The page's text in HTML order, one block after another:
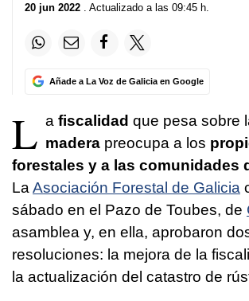
20 jun 2022 . Actualizado a las 09:45 h.
Añade a La Voz de Galicia en Google
L a fiscalidad que pesa sobre
madera preocupa a los
forestales y a las comunidades
La Asociación Forestal de Galicia
sábado en el Pazo de Toubes, de
asamblea y, en ella, aprobaron
resoluciones: la mejora de la
la actualización del catastro de